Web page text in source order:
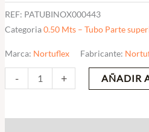
REF: PATUBINOX000443
Categoria0.50 Mts – Tubo Parte
Marca: Nortuflex Fabricante:
- + AÑADIR